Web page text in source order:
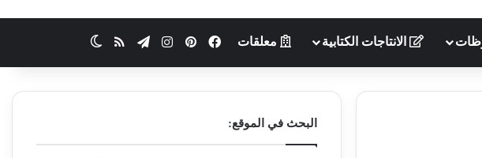
الانتاجات الكتابية معلقات فيسبوكبينتيريستانستقرامتيلقرامملخص الموقع RSS
البحث في الموقع: